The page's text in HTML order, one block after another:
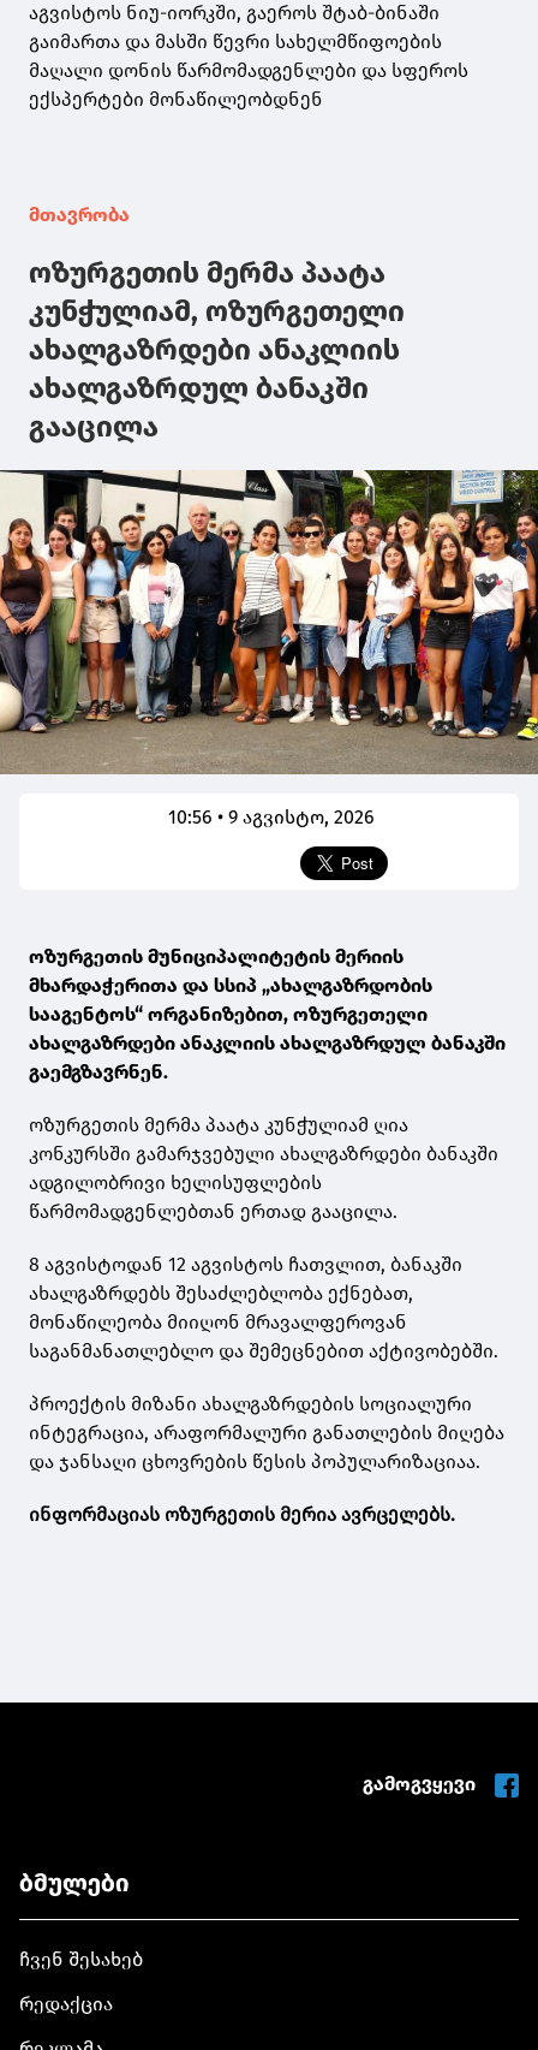
აგვისტოს ნიუ-იორკში, გაეროს შტაბ-ბინაში
გაიმართა და მასში წევრი სახელმწიფოების
მაღალი დონის წარმომადგენლები და სფეროს
ექსპერტები მონაწილეობდნენ
მთავრობა
ოზურგეთის მერმა პაატა
კუნჭულიამ, ოზურგეთელი
ახალგაზრდები ანაკლიის
ახალგაზრდულ ბანაკში
გააცილა
10:56 • 9 აგვისტო, 2026
ოზურგეთის მუნიციპალიტეტის მერიის
მხარდაჭერითა და სსიპ „ახალგაზრდობის
სააგენტოს“ ორგანიზებით, ოზურგეთელი
ახალგაზრდები ანაკლიის ახალგაზრდულ ბანაკში
გაემგზავრნენ.
ოზურგეთის მერმა პაატა კუნჭულიამ ღია
კონკურსში გამარჯვებული ახალგაზრდები ბანაკში
ადგილობრივი ხელისუფლების
წარმომადგენლებთან ერთად გააცილა.
8 აგვისტოდან 12 აგვისტოს ჩათვლით, ბანაკში
ახალგაზრდებს შესაძლებლობა ექნებათ,
მონაწილეობა მიიღონ მრავალფეროვან
საგანმანათლებლო და შემეცნებით აქტივობებში.
პროექტის მიზანი ახალგაზრდების სოციალური
ინტეგრაცია, არაფორმალური განათლების მიღება
და ჯანსაღი ცხოვრების წესის პოპულარიზაციაა.
ინფორმაციას ოზურგეთის მერია ავრცელებს.
გამოგვყევი
ბმულები
ჩვენ შესახებ
რედაქცია